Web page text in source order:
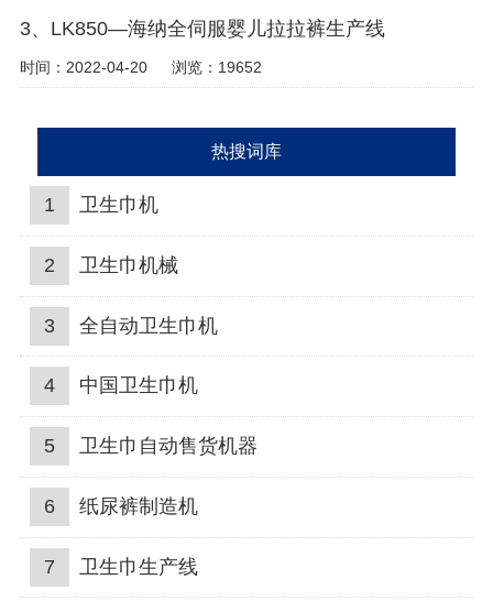
3、LK850—海纳全伺服婴儿拉拉裤生产线
时间：2022-04-20 浏览：19652
热搜词库
1 卫生巾机
2 卫生巾机械
3 全自动卫生巾机
4 中国卫生巾机
5 卫生巾自动售货机器
6 纸尿裤制造机
7 卫生巾生产线